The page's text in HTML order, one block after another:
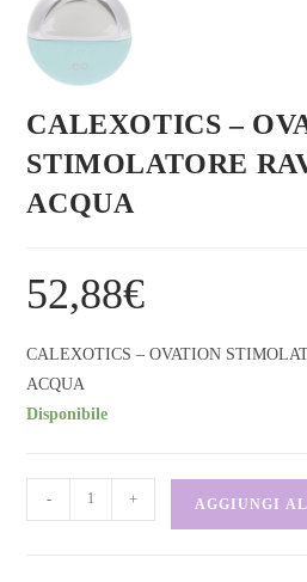
CALEXOTICS –
STIMOLATORE
ACQUA
52,88€
CALEXOTICS – OVATION
ACQUA
Disponibile
- + AGGIUNGI